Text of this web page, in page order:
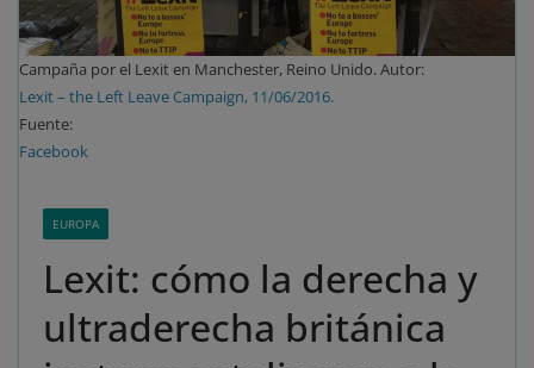
Campaña por el Lexit en Manchester, Reino Unido. Autor:
Lexit – the Left Leave Campaign, 11/06/2016.
Fuente:
Facebook
EUROPA
Lexit: cómo la derecha y
ultraderecha británica